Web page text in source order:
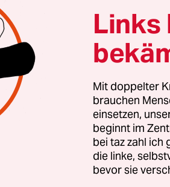
in die Scheibe des
diesen Worten gegrinst hat,
ist natürlich vermummt.
zum Besuch des
bekommen, aber
„Über die Strategien beim
sind – das sind doch
Links
Mit doppelter
brauchen
einsetzen,
beginnt im
bei taz zahl ich
die linke,
bevor sie